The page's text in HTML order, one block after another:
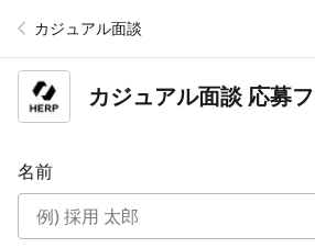
カジュアル面談
カジュアル面談 応募
名前